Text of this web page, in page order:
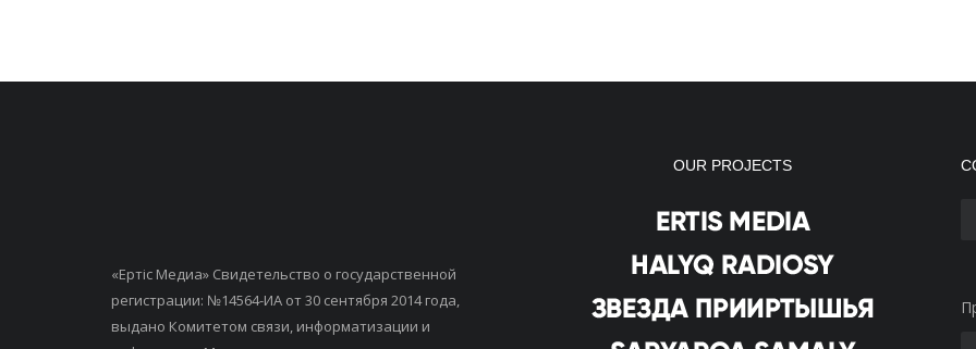
«Ертiс Медиа» Свидетельство о государственной
регистрации: №14564-ИА от 30 сентября 2014 года,
выдано Комитетом связи, информатизации и
OUR PROJECTS